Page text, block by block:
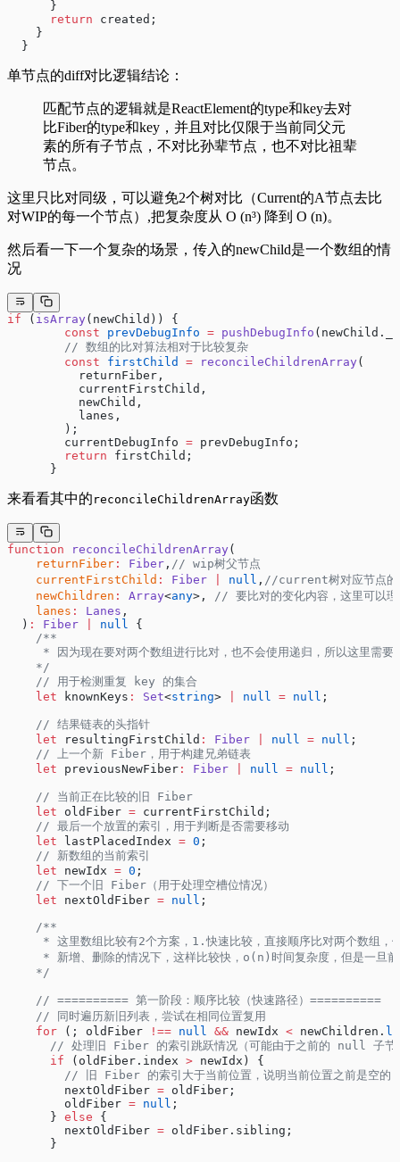
      }
      return
created;
    }
  }
单节点的diff对比逻辑结论：
匹配节点的逻辑就是ReactElement的type和key去对
比Fiber的type和key，并且对比仅限于当前同父元
素的所有子节点，不对比孙辈节点，也不对比祖辈
节点。
这里只比对同级，可以避免2个树对比（Current的A节点去比
对WIP的每一个节点）,把复杂度从 O (n³) 降到 O (n)。
然后看一下一个复杂的场景，传入的newChild是一个数组的情
况
if ( isArray(newChild)) {
        const
prevDebugInfo = pushDebugInfo
        // 数组的比对算法相对于比较复杂
        const
firstChild = reconcileChildrenArray(
          returnFiber,
          currentFirstChild,
          newChild,
          lanes,
        );
        currentDebugInfo
= prevDebugInfo;
        return
firstChild;
      }
来看看其中的 reconcileChildrenArray函数
function reconcileChildrenArray(
    returnFiber
: Fiber , // wip树父节点
    currentFirstChild
: Fiber null , //current树对应节点的
    newChildren
: Array<any>, // 要比对的变化内容，这里可以
    lanes
: Lanes ,
  )
: Fiber null {
    /**
* 因为现在要对两个数组进行比对，也不会使用递归，所以这里需要
    */
    // 用于检测重复 key 的集合
    let
knownKeys : Set<string> null = null ;
    // 结果链表的头指针
    let
resultingFirstChild : Fiber null = null ;
    // 上一个新 Fiber，用于构建兄弟链表
    let
previousNewFiber : Fiber null = null ;
    // 当前正在比较的旧 Fiber
    let
oldFiber = currentFirstChild;
    // 最后一个放置的索引，用于判断是否需要移动
    let
lastPlacedIndex = 0 ;
    // 新数组的当前索引
    let
newIdx = 0 ;
    // 下一个旧 Fiber（用于处理空槽位情况）
    let
nextOldFiber = null ;
    /**
* 这里数组比较有2个方案，1.快速比较，直接顺序比对两个数组，
* 新增、删除的情况下，这样比较快，o(n)时间复杂度，但是一旦
    */
    // ========== 第一阶段：顺序比较（快速路径）==========
    // 同时遍历新旧列表，尝试在相同位置复用
    for
(; oldFiber !== null && newIdx < newChildren.
// 处理旧 Fiber 的索引跳跃情况（可能由于之前的 null 子节
      if
(oldFiber.index > newIdx) {
        // 旧 Fiber 的索引大于当前位置，说明当前位置之前是空的
        nextOldFiber
= oldFiber;
        oldFiber
= null ;
      }
else {
        nextOldFiber
= oldFiber.sibling;
      }